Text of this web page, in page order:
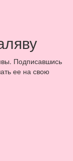
Подписавшись
ее на свою